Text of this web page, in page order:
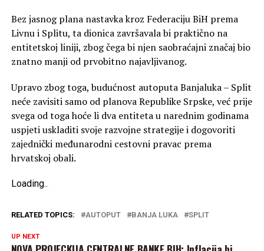
Bez jasnog plana nastavka kroz Federaciju BiH prema
Livnu i Splitu, ta dionica završavala bi praktično na
entitetskoj liniji, zbog čega bi njen saobraćajni značaj bio
znatno manji od prvobitno najavljivanog.
Upravo zbog toga, budućnost autoputa Banjaluka – Split
neće zavisiti samo od planova Republike Srpske, već prije
svega od toga hoće li dva entiteta u narednim godinama
uspjeti uskladiti svoje razvojne strategije i dogovoriti
zajednički međunarodni cestovni pravac prema
hrvatskoj obali.
Loading..
RELATED TOPICS: AUTOPUT BANJA LUKA SPLIT
UP NEXT